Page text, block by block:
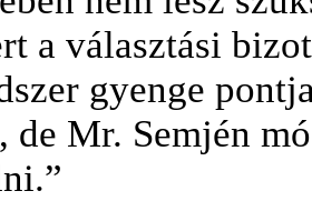
a választási
gyenge
de Mr. Semjén